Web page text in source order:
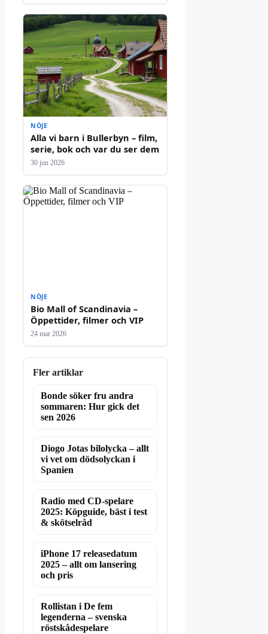
NÖJE
Alla vi barn i Bullerbyn – film,
serie, bok och var du ser dem
30 jun 2026
NÖJE
Bio Mall of Scandinavia –
Öppettider, filmer och VIP
24 mar 2026
Fler artiklar
Bonde söker fru andra
sommaren: Hur gick det
sen 2026
Diogo Jotas bilolycka – allt
vi vet om dödsolyckan i
Spanien
Radio med CD-spelare
2025: Köpguide, bäst i test
& skötselråd
iPhone 17 releasedatum
2025 – allt om lansering
och pris
Rollistan i De fem
legenderna – svenska
röstskådespelare